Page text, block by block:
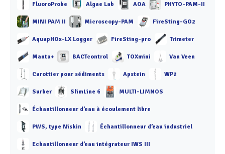
FluoroProbe Algae Lab AOA PHYTO-PAM-II
MINI PAM II Microscopy-PAM FireSting-GO2
AquapHOx-LX Logger FireSting-pro Trimeter
Manta+ BACTcontrol TOXmini Van Veen
Carottier pour sédiments Apstein WP2
Surber SlimLine 6 MULTI-LIMNOS
Échantillonneur d’eau à écoulement libre
PWS, type Niskin Échantillonneur d’eau industriel
Echantillonneur d’eau intégrateur IWS III